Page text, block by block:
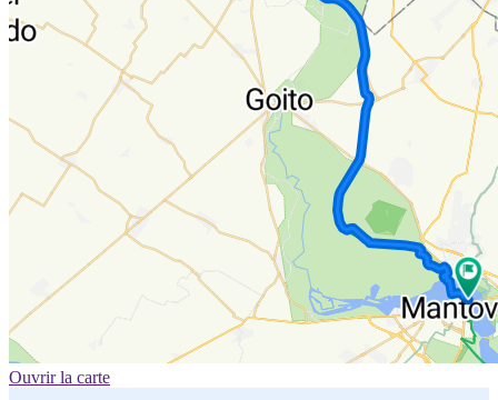
Ouvrir la carte